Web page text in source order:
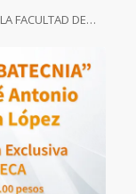
FACULTAD DE…